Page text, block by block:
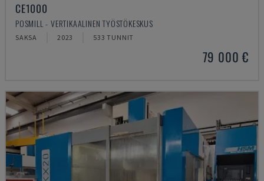
CE1000
POSMILL - VERTIKAALINEN TYÖSTÖKESKUS
SAKSA 2023 533 TUNNIT
79 000 €